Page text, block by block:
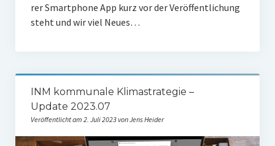
rer Smart­phone App kurz vor der Ver­öf­fent­li­chung
steht und wir viel Neu­es…
INM kommunale Klimastrategie –
Update 2023.07
Veröffentlicht am 2. Juli 2023 von Jens Heider